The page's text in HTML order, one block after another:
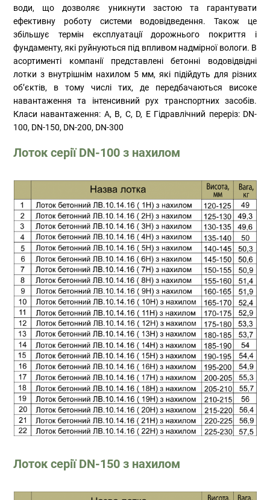
води, що дозволяє уникнути застою та гарантувати
ефективну роботу системи водовідведення. Також це
збільшує термін експлуатації дорожнього покриття і
фундаменту, які руйнуються під впливом надмірної вологи. В
асортименті компанії представлені бетонні водовідвідні
лотки з внутрішнім нахилом 5 мм, які підійдуть для різних
об’єктів, в тому числі тих, де передбачаються високе
навантаження та інтенсивний рух транспортних засобів.
Класи навантаження: A, B, C, D, E Гідравлічний переріз: DN-
100, DN-150, DN-200, DN-300
Лоток серії DN-100 з нахилом
Лоток серії DN-150 з нахилом